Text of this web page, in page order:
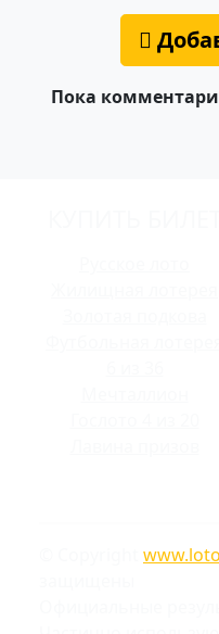
Пока